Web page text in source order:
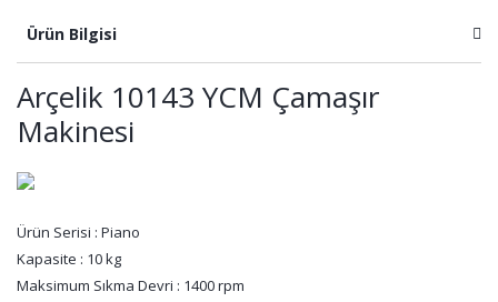
Ürün Bilgisi
Arçelik 10143 YCM Çamaşır
Makinesi
Ürün Serisi : Piano
Kapasite : 10 kg
Maksimum Sıkma Devri : 1400 rpm